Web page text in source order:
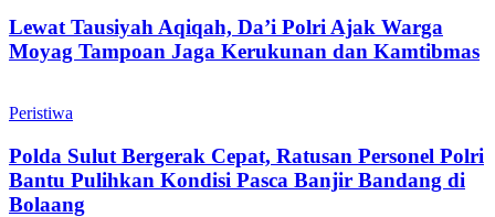
Lewat Tausiyah Aqiqah, Da’i Polri Ajak Warga
Moyag Tampoan Jaga Kerukunan dan Kamtibmas
Peristiwa
Polda Sulut Bergerak Cepat, Ratusan Personel Polri
Bantu Pulihkan Kondisi Pasca Banjir Bandang di
Bolaang